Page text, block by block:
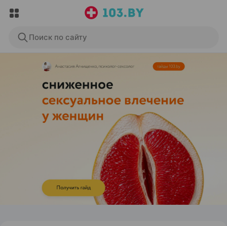
Поиск по сайту
ЭФФЕКТИВНАЯ РЕКЛАМА НА САЙТЕ